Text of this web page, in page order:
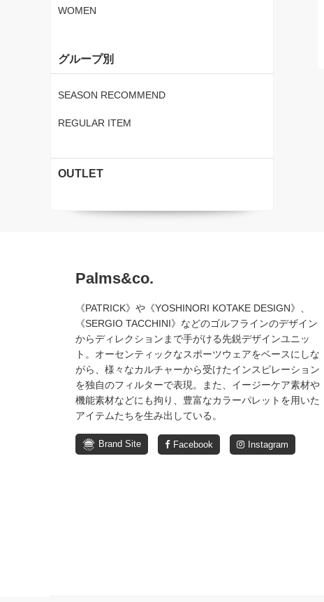
WOMEN
グループ別
SEASON RECOMMEND
REGULAR ITEM
OUTLET
Palms&co.
《PATRICK》や《YOSHINORI KOTAKE DESIGN》、
《SERGIO TACCHINI》などのゴルフラインのデザイン
からディレクションまで手がける先鋭デザインユニッ
ト。オーセンティックなスポーツウェアをベースにしな
がら、様々なカルチャーから受けたインスピレーション
を独自のフィルターで表現。また、イージーケア素材や
機能素材などにも拘り、豊富なカラーパレットを用いた
アイテムたちを生み出している。
Brand Site Facebook Instagram